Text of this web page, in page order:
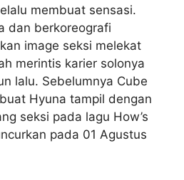
membuat sensasi.
dan berkoreografi
image seksi melekat
merintis karier solonya
lalu. Sebelumnya Cube
Hyuna tampil dengan
seksi pada lagu How’s
pada 01 Agustus